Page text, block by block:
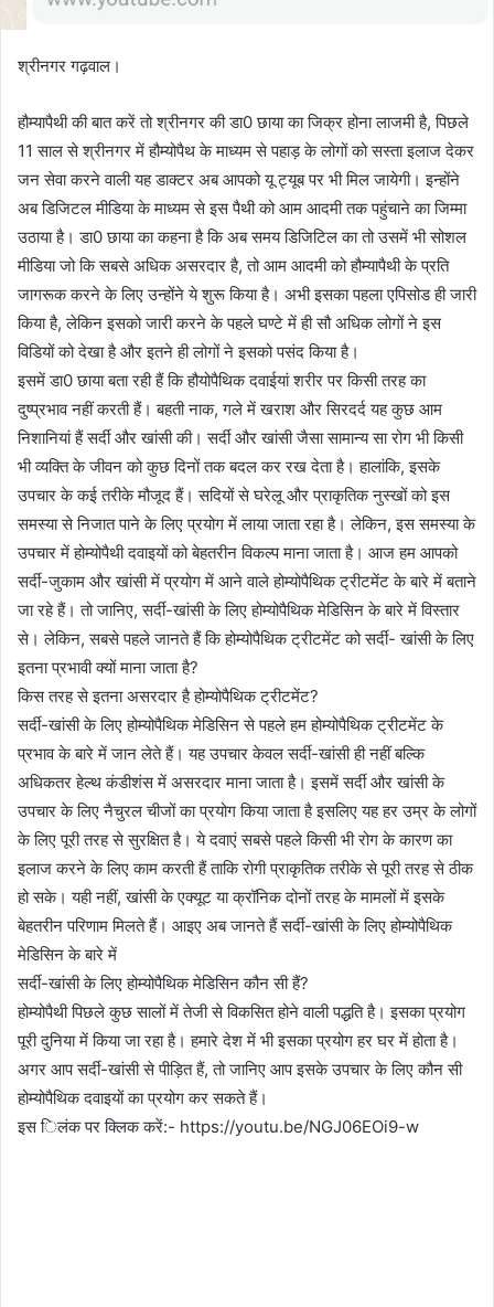
श्रीनगर गढ़वाल।
हौम्‍यापैथी की बात करें तो श्रीनगर की डा0 छाया का जिक्र होना लाजमी है, पिछले
11 साल से श्रीनगर में हौम्‍योपैथ के माध्‍यम से पहाड़ के लोगों को सस्‍ता इलाज देकर
जन सेवा करने वाली यह डाक्‍टर अब आपको यू ट्यूब पर भी मिल जायेगी। इन्‍होंने
अब डिजिटल मीडिया के माध्‍यम से इस पैथी को आम आदमी तक पहुंचाने का जिम्‍मा
उठाया है। डा0 छाया का कहना है कि अब समय डिजिटिल का तो उसमें भी सोशल
मीडिया जो कि सबसे अधिक असरदार है, तो आम आदमी को हौम्‍यापैथी के प्रति
जागरूक करने के लिए उन्‍होंने ये शुरू किया है। अभी इसका पहला एपिसोड ही जारी
किया है, लेकिन इसको जारी करने के पहले घण्‍टे में ही सौ अधिक लोगों ने इस
विडियों को देखा है और इतने ही लोगों ने इसको पसंद किया है।
इसमें डा0 छाया बता रही हैं कि हौयोपैथिक दवाईयां शरीर पर किसी तरह का
दुष्‍प्रभाव नहीं करती हैं। बहती नाक, गले में खराश और सिरदर्द यह कुछ आम
निशानियां हैं सर्दी और खांसी की। सर्दी और खांसी जैसा सामान्य सा रोग भी किसी
भी व्यक्ति के जीवन को कुछ दिनों तक बदल कर रख देता है। हालांकि, इसके
उपचार के कई तरीके मौजूद हैं। सदियों से घरेलू और प्राकृतिक नुस्खों को इस
समस्या से निजात पाने के लिए प्रयोग में लाया जाता रहा है। लेकिन, इस समस्या के
उपचार में होम्योपैथी दवाइयों को बेहतरीन विकल्प माना जाता है। आज हम आपको
सर्दी-जुकाम और खांसी में प्रयोग में आने वाले होम्योपैथिक ट्रीटमेंट के बारे में बताने
जा रहे हैं। तो जानिए, सर्दी-खांसी के लिए होम्योपैथिक मेडिसिन के बारे में विस्तार
से। लेकिन, सबसे पहले जानते हैं कि होम्योपैथिक ट्रीटमेंट को सर्दी- खांसी के लिए
इतना प्रभावी क्यों माना जाता है?
किस तरह से इतना असरदार है होम्योपैथिक ट्रीटमेंट?
सर्दी-खांसी के लिए होम्योपैथिक मेडिसिन से पहले हम होम्योपैथिक ट्रीटमेंट के
प्रभाव के बारे में जान लेते हैं। यह उपचार केवल सर्दी-खांसी ही नहीं बल्कि
अधिकतर हेल्थ कंडीशंस में असरदार माना जाता है। इसमें सर्दी और खांसी के
उपचार के लिए नैचुरल चीजों का प्रयोग किया जाता है इसलिए यह हर उम्र के लोगों
के लिए पूरी तरह से सुरक्षित है। ये दवाएं सबसे पहले किसी भी रोग के कारण का
इलाज करने के लिए काम करती हैं ताकि रोगी प्राकृतिक तरीके से पूरी तरह से ठीक
हो सके। यही नहीं, खांसी के एक्यूट या क्रॉनिक दोनों तरह के मामलों में इसके
बेहतरीन परिणाम मिलते हैं। आइए अब जानते हैं सर्दी-खांसी के लिए होम्योपैथिक
मेडिसिन के बारे में
सर्दी-खांसी के लिए होम्योपैथिक मेडिसिन कौन सी हैं?
होम्योपैथी पिछले कुछ सालों में तेजी से विकसित होने वाली पद्धति है। इसका प्रयोग
पूरी दुनिया में किया जा रहा है। हमारे देश में भी इसका प्रयोग हर घर में होता है।
अगर आप सर्दी-खांसी से पीड़ित हैं, तो जानिए आप इसके उपचार के लिए कौन सी
होम्योपैथिक दवाइयों का प्रयोग कर सकते हैं।
इस ि‍लंक पर क्लिक करें:- https://youtu.be/NGJ06EOi9-w